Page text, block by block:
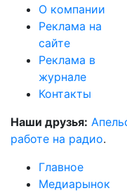
О компании
Реклама на
сайте
Реклама в
журнале
Контакты
Наши друзья:
работе на радио.
Главное
Медиарынок